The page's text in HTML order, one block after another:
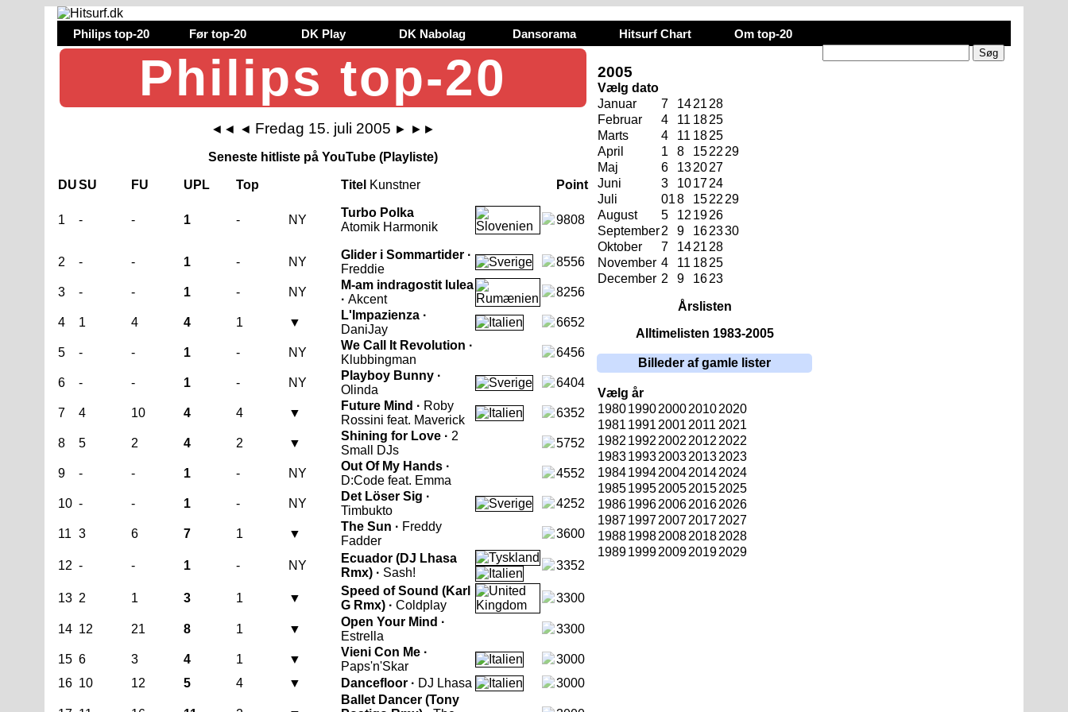
Philips top-20 Før top-20 DK Play DK Nabolag Dansorama Hitsurf Chart Om top-20
Philips top-20
◄◄ ◄ Fredag 15. juli 2005 ► ►►
Seneste hitliste på YouTube (Playliste)
DUSU FU UPL Top Titel Kunstner Point
1 - - 1 - NY
Turbo Polka
Atomik Harmonik
9808
2 - - 1 - NY
Glider i Sommartider ·
Freddie
8556
3 - - 1 - NY
M-am indragostit lulea
· Akcent
8256
4 1 4 4 1 ▼
L'Impazienza ·
DaniJay
6652
5 - - 1 - NY
We Call It Revolution ·
Klubbingman
6456
6 - - 1 - NY
Playboy Bunny ·
Olinda
6404
7 4 10 4 4 ▼
Future Mind · Roby
Rossini feat. Maverick
6352
8 5 2 4 2 ▼
Shining for Love · 2
Small DJs
5752
9 - - 1 - NY
Out Of My Hands ·
D:Code feat. Emma
4552
10 - - 1 - NY
Det Löser Sig ·
Timbukto
4252
11 3 6 7 1 ▼
The Sun · Freddy
Fadder
3600
12 - - 1 - NY
Ecuador (DJ Lhasa
Rmx) · Sash!
3352
13 2 1 3 1 ▼
Speed of Sound (Karl
G Rmx) · Coldplay
3300
14 12 21 8 1 ▼
Open Your Mind ·
Estrella
3300
15 6 3 4 1 ▼
Vieni Con Me ·
Paps'n'Skar
3000
16 10 12 5 4 ▼ Dancefloor · DJ Lhasa 3000
Ballet Dancer (Tony
2005
Vælg dato
Januar
7 1421 28
Februar
4 11 1825
Marts
4 11 1825
April
1 8 1522 29
Maj
6 132027
Juni
3 101724
Juli
018 1522 29
August
5 12 1926
September2 9 162330
Oktober
7 1421 28
November 4 11 1825
December 2 9 1623
Årslisten
Alltimelisten 1983-2005
Billeder af gamle lister
Vælg år
19801990200020102020
1981 1991 2001 2011 2021
1982 1992 2002 2012 2022
19831993200320132023
19841994200420142024
19851995200520152025
19861996200620162026
19871997200720172027
19881998200820182028
19891999200920192029